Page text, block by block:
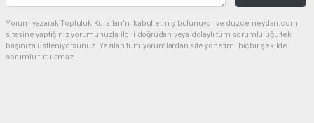
Yorum yazarak Topluluk Kuralları’nı kabul etmiş bulunuyor ve duzcemeydan.com
sitesine yaptığınız yorumunuzla ilgili doğrudan veya dolaylı tüm sorumluluğu tek
başınıza üstleniyorsunuz. Yazılan tüm yorumlardan site yönetimi hiçbir şekilde
sorumlu tutulamaz.